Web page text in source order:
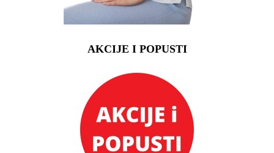
AKCIJE I POPUSTI